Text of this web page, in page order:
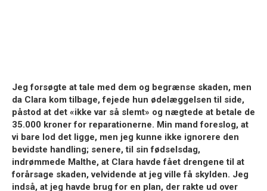
Jeg forsøgte at tale med dem og begrænse skaden, men
da Clara kom tilbage, fejede hun ødelæggelsen til side,
påstod at det «ikke var så slemt» og nægtede at betale de
35.000 kroner for reparationerne. Min mand foreslog, at
vi bare lod det ligge, men jeg kunne ikke ignorere den
bevidste handling; senere, til sin fødselsdag,
indrømmede Malthe, at Clara havde fået drengene til at
forårsage skaden, velvidende at jeg ville få skylden. Jeg
indså, at jeg havde brug for en plan, der rakte ud over